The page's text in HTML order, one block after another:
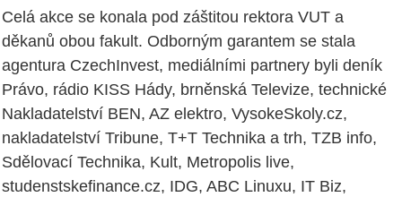
Celá akce se konala pod záštitou rektora VUT a
děkanů obou fakult. Odborným garantem se stala
agentura CzechInvest, mediálními partnery byli deník
Právo, rádio KISS Hády, brněnská Televize, technické
Nakladatelství BEN, AZ elektro, VysokeSkoly.cz,
nakladatelství Tribune, T+T Technika a trh, TZB info,
Sdělovací Technika, Kult, Metropolis live,
studenstskefinance.cz, IDG, ABC Linuxu, IT Biz,